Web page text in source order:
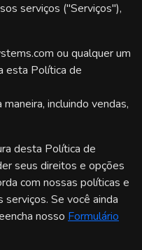
serviços ("Serviços"),
ou qualquer um
esta Política de
incluindo vendas,
desta Política de
seus direitos e opções
com nossas políticas e
serviços. Se você ainda
nosso Formulário